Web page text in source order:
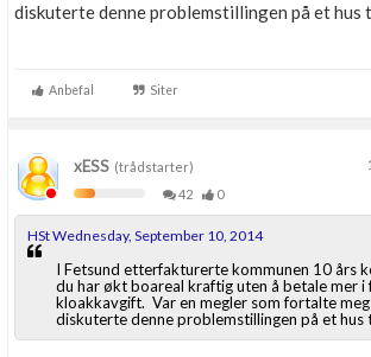
diskuterte denne problemstillingen på et hus
Anbefal Siter
xESS (trådstarter)
42
0
HSt Wednesday, September 10, 2014
I Fetsund etterfakturerte kommunen 10 års
du har økt boareal kraftig uten å betale mer i
kloakkavgift. Var en megler som fortalte
diskuterte denne problemstillingen på et hus